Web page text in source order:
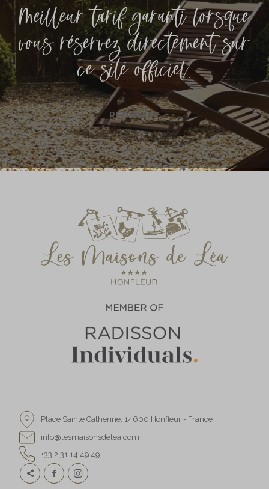
Meilleur tarif garanti lorsque
vous réservez directement sur
ce site officiel.
RÉSERVEZ
Place Sainte Catherine, 14600 Honfleur - France
info@lesmaisonsdelea.com
+33 2 31 14 49 49